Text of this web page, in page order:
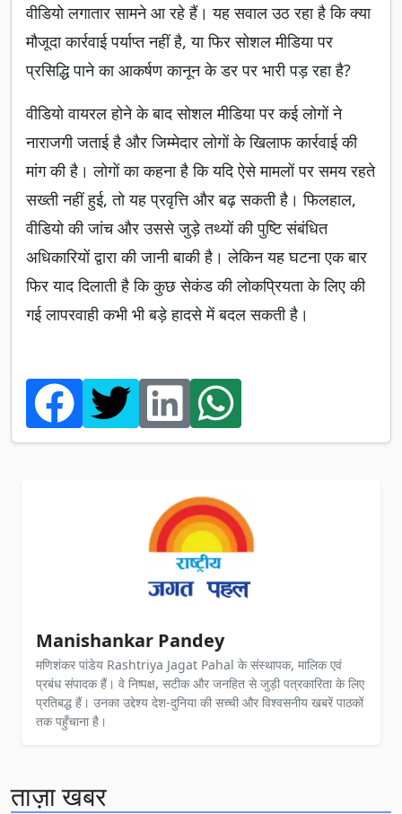
वीडियो लगातार सामने आ रहे हैं। यह सवाल उठ रहा है कि क्या
मौजूदा कार्रवाई पर्याप्त नहीं है, या फिर सोशल मीडिया पर
प्रसिद्धि पाने का आकर्षण कानून के डर पर भारी पड़ रहा है?
वीडियो वायरल होने के बाद सोशल मीडिया पर कई लोगों ने
नाराजगी जताई है और जिम्मेदार लोगों के खिलाफ कार्रवाई की
मांग की है। लोगों का कहना है कि यदि ऐसे मामलों पर समय रहते
सख्ती नहीं हुई, तो यह प्रवृत्ति और बढ़ सकती है। फिलहाल,
वीडियो की जांच और उससे जुड़े तथ्यों की पुष्टि संबंधित
अधिकारियों द्वारा की जानी बाकी है। लेकिन यह घटना एक बार
फिर याद दिलाती है कि कुछ सेकंड की लोकप्रियता के लिए की
गई लापरवाही कभी भी बड़े हादसे में बदल सकती है।
Manishankar Pandey
मणिशंकर पांडेय Rashtriya Jagat Pahal के संस्थापक, मालिक एवं
प्रबंध संपादक हैं। वे निष्पक्ष, सटीक और जनहित से जुड़ी पत्रकारिता के लिए
प्रतिबद्ध हैं। उनका उद्देश्य देश-दुनिया की सच्ची और विश्वसनीय खबरें पाठकों
तक पहुँचाना है।
ताज़ा खबर